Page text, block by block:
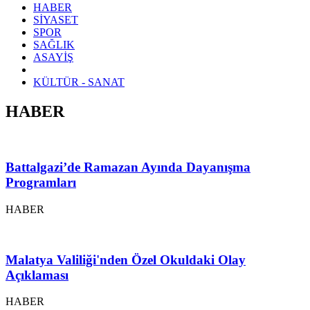
HABER
SİYASET
SPOR
SAĞLIK
ASAYİŞ
KÜLTÜR - SANAT
HABER
Battalgazi’de Ramazan Ayında Dayanışma
Programları
HABER
Malatya Valiliği'nden Özel Okuldaki Olay
Açıklaması
HABER